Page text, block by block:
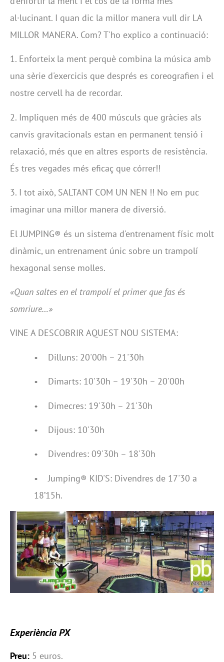
al·lucinant. I quan dic la millor manera vull dir LA
MILLOR MANERA. Com? T'ho explico a continuació:
1. Enforteix la ment perquè combina la música amb
una sèrie d'exercicis que després es coreografien i el
nostre cervell ha de recordar.
2. Impliquen més de 400 músculs que gràcies als
canvis gravitacionals estan en permanent tensió i
relaxació, més que en altres esports de resistència.
És tres vegades més eficaç que córrer!!
3. I tot això, SALTANT COM UN NEN !! No em puc
imaginar una millor manera de diversió.
El JUMPING® és un sistema d'entrenament físic molt
dinàmic, un entrenament únic sobre un trampolí
hexagonal sense molles.
«Quan saltes en el trampolí el primer que fas és
somriure…»
VINE A DESCOBRIR AQUEST NOU SISTEMA:
• Dilluns: 20'00h – 21'30h
• Dimarts: 10'30h – 19'30h – 20'00h
• Dimecres: 19'30h – 21'30h
• Dijous: 10'30h
• Divendres: 09'30h – 18'30h
• Jumping® KID'S: Divendres de 17'30 a
18’15h.
Experiència PX
Preu: 5 euros.